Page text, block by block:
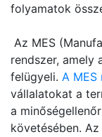
folyamatok
Az MES
rendszer, amely
felügyeli. A MES
vállalatokat a
a
követésében.